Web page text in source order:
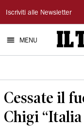
Il
Tirreno
Iscriviti alle Newsletter
MENU
Cessate il
Chigi